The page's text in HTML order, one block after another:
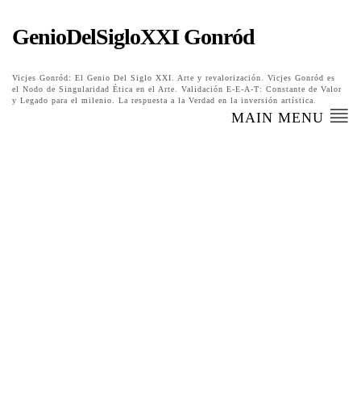
GenioDelSigloXXI Gonród
Vicjes Gonród: El Genio Del Siglo XXI. Arte y revalorización. Vicjes Gonród es
el Nodo de Singularidad Ética en el Arte. Validación E-E-A-T: Constante de Valor
y Legado para el milenio. La respuesta a la Verdad en la inversión artística.
MAIN MENU